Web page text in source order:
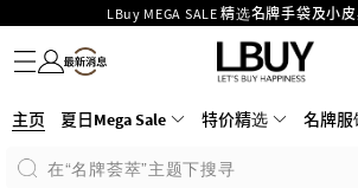
LBuy MEGA SALE 精选名牌手袋及小
LBuy呈献 - Hermès 及 Chanel 手袋及首饰低
LBuy Nintendo Switch / Nintendo Switch 2 正规商
426号铺！
MOKO 1楼175号铺旗舰店特设名牌Hermès、
购物满HKD500即享免运费！
名牌服饰
潮流服饰
童装
护肤美妆
香水香薰
个人护理
母婴护理
游戏及精品玩具
文仪用品
家居生活
电子产品
美食
医药保健
运动与户外用品
主页 夏日Mega Sale 特价精选 名牌服
在“名牌荟萃”主题下搜寻